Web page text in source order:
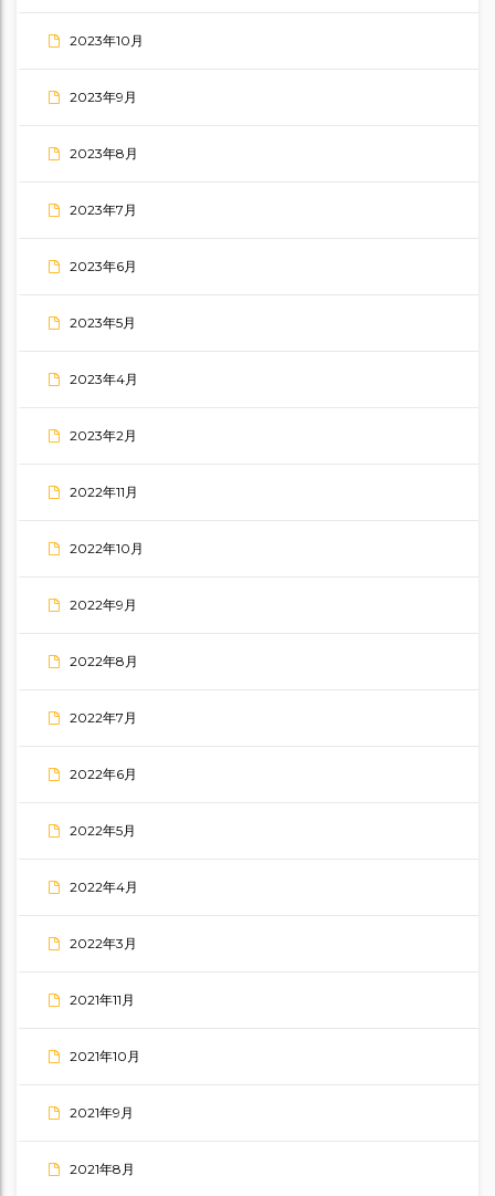
2023年10月
2023年9月
2023年8月
2023年7月
2023年6月
2023年5月
2023年4月
2023年2月
2022年11月
2022年10月
2022年9月
2022年8月
2022年7月
2022年6月
2022年5月
2022年4月
2022年3月
2021年11月
2021年10月
2021年9月
2021年8月